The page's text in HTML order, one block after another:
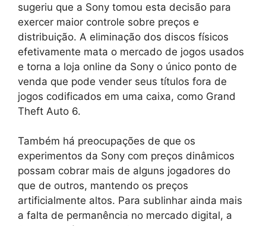
sugeriu que a Sony tomou esta decisão para
exercer maior controle sobre preços e
distribuição. A eliminação dos discos físicos
efetivamente mata o mercado de jogos usados ​​
e torna a loja online da Sony o único ponto de
venda que pode vender seus títulos fora de
jogos codificados em uma caixa, como Grand
Theft Auto 6.
Também há preocupações de que os
experimentos da Sony com preços dinâmicos
possam cobrar mais de alguns jogadores do
que de outros, mantendo os preços
artificialmente altos. Para sublinhar ainda mais
a falta de permanência no mercado digital, a